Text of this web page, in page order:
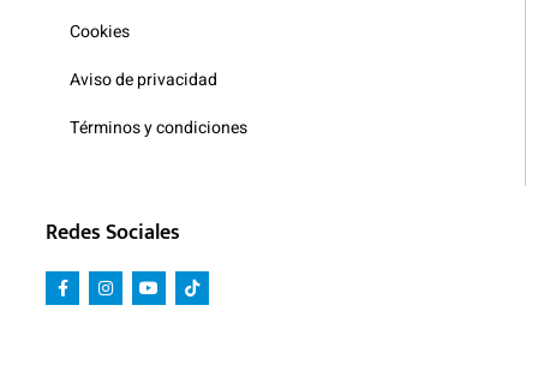
Cookies
Aviso de privacidad
Términos y condiciones
Redes Sociales